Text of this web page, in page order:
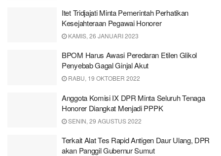
Itet Tridjajati Minta Pemerintah Perhatikan
Kesejahteraan Pegawai Honorer
KAMIS, 26 JANUARI 2023
BPOM Harus Awasi Peredaran Etilen Glikol
Penyebab Gagal Ginjal Akut
RABU, 19 OKTOBER 2022
Anggota Komisi IX DPR Minta Seluruh Tenaga
Honorer Diangkat Menjadi PPPK
SENIN, 29 AGUSTUS 2022
Terkait Alat Tes Rapid Antigen Daur Ulang, DPR
akan Panggil Gubernur Sumut